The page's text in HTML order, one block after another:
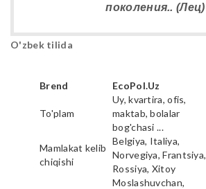
поколения.. (Лец)
O'zbek tilida
Brend EcoPol.Uz
To'plam
Uy, kvartira, ofis,
maktab, bolalar
bog'chasi ...
Mamlakat kelib
chiqishi
Belgiya, Italiya,
Norvegiya, Frantsiya,
Rossiya, Xitoy
Moslashuvchan,